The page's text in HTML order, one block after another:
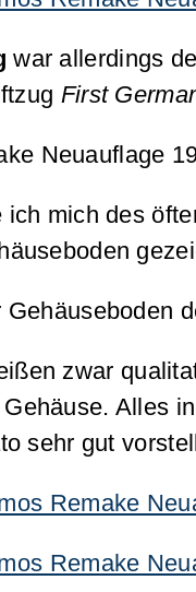
war allerdings
First
ich mich des
Gehäuseboden
zwar
Alles
sehr gut